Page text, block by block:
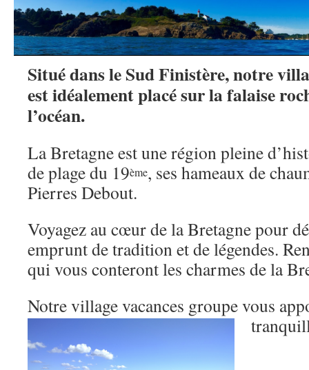
Situé dans le Sud Finistère, notre
est idéalement placé sur la falaise
l’océan.
La Bretagne est une région pleine
de plage du 19ème, ses hameaux de
Pierres Debout.
Voyagez au cœur de la Bretagne pour
emprunt de tradition et de légendes.
qui vous conteront les charmes de la
Notre village vacances groupe vous